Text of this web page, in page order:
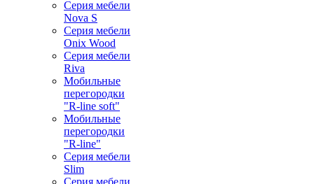
Серия мебели
Nova S
Серия мебели
Onix Wood
Серия мебели
Riva
Мобильные
перегородки
"R-line soft"
Мобильные
перегородки
"R-line"
Серия мебели
Slim
Серия мебели